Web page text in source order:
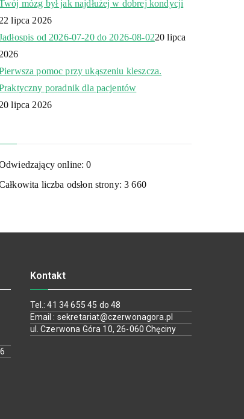
mózg był jak najdłużej w dobrej kondycji
22 lipca 2026
od 2026-07-20 do 2026-08-0220 lipca
2026
pomoc przy ukąszeniu kleszcza.
poradnik dla pacjentów
20 lipca 2026
online:0
liczba odsłon strony:3 660
Kontakt
Tel.: 41 34 655 45 do 48
Email : sekretariat@czerwonagora.pl
ul. Czerwona Góra 10, 26-060 Chęciny